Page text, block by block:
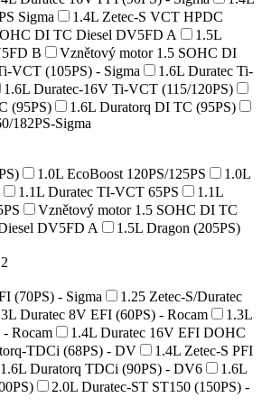
Sigma
1.4L Zetec-S VCT HPDC
DI TC Diesel DV5FD A
1.5L
B
Vznětový motor 1.5 SOHC DI
VCT (105PS) - Sigma
1.6L Duratec Ti-
1.6L Duratec-16V Ti-VCT (115/120PS)
(95PS)
1.6L Duratorq DI TC (95PS)
182PS-Sigma
1.0L EcoBoost 120PS/125PS
1.0L
1.1L Duratec TI-VCT 65PS
1.1L
Vznětový motor 1.5 SOHC DI TC
DV5FD A
1.5L Dragon (205PS)
(70PS) - Sigma
1.25 Zetec-S/Duratec
Duratec 8V EFI (60PS) - Rocam
1.3L
Rocam
1.4L Duratec 16V EFI DOHC
TDCi (68PS) - DV
1.4L Zetec-S PFI
1.6L Duratorq TDCi (90PS) - DV6
1.6L
2.0L Duratec-ST ST150 (150PS) -